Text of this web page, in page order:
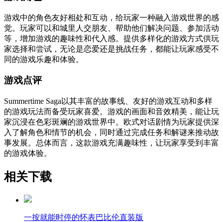
游戏中的角色友好相处和互动，给玩家一种融入游戏世界的感
觉。玩家可以和城里人交朋友、帮助他们解决问题、参加活动
等，增加游戏的趣味性和代入感。提供多样化的游戏方式供玩
家选择和尝试，无论是恋爱还是挑战任务，都能让玩家感受不
同的游戏乐趣和体验。
游戏点评
Summertime Saga以其丰富的故事线、友好的游戏互动和多样
的游戏玩法而备受玩家喜爱。游戏的画面和音效精美，能让玩
家沉浸在色彩斑斓的游戏世界中。欧式对话剧情为玩家提供深
入了解角色和情节的机会，同时通过完成任务和解谜来推动故
事发展。总体而言，这款游戏充满趣味性，让玩家享受到丰富
的游戏体验。
相关下载
一按就能时停的怀表巴比伦直装版